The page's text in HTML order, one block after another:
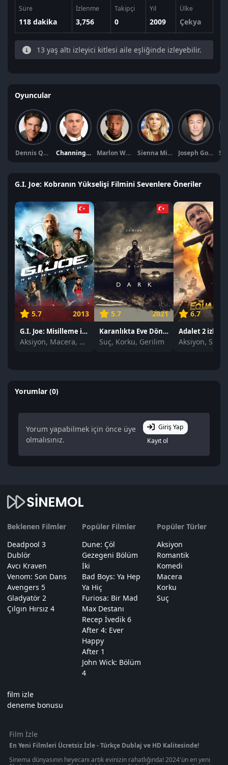
Süre
118 dakika
İzlenme
3,756
Takipçi
0
Yıl
2009
Ülke
Çekya
13 yaş altı izleyici kitlesi aile eşliğinde izleyebilir.
Oyuncular
Dennis Quaid Channing Tatum Marlon Wayans Sienna Miller Joseph Gordon-Levitt
G.I. Joe: Kobranın Yükselişi Filmini Sevenlere Öneriler
5.7 2013
G.I. Joe: Misilleme izle
Aksiyon, Macera, Bilim Kurgu
5.7 2021
Karanlıkta Eve Dönüş izle
Suç, Korku, Gerilim
6.7
Adalet 2 izle
Yorumlar (0)
Yorum yapabilmek için önce üye
olmalısınız.
Giriş Yap
Kayıt ol
Beklenen Filmler
Deadpool 3
Dublör
Avcı Kraven
Venom: Son Dans
Avengers 5
Gladyatör 2
Çılgın Hırsız 4
Popüler Filmler
Dune: Çöl
Gezegeni Bölüm
İki
Bad Boys: Ya Hep
Ya Hiç
Furiosa: Bir Mad
Max Destanı
Recep İvedik 6
After 4: Ever
Happy
After 1
John Wick: Bölüm
4
Popüler Türler
Aksiyon
Romantik
Komedi
Macera
Korku
Suç
film izle
deneme bonusu
Film İzle
En Yeni Filmleri Ücretsiz İzle - Türkçe Dublaj ve HD Kalitesinde!
Sinema dünyasının heyecanı artık evinizin rahatlığında! 2024'ün en yeni